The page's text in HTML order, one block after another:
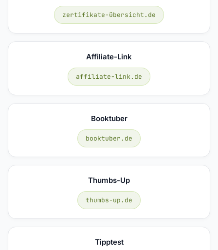
zertifikate-übersicht.de
Affiliate-Link
affiliate-link.de
Booktuber
booktuber.de
Thumbs-Up
thumbs-up.de
Tipptest